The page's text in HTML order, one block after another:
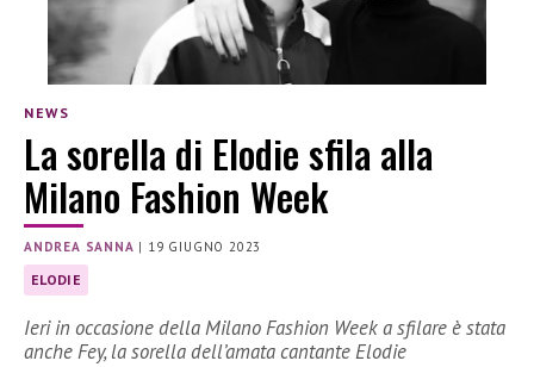
NEWS
La sorella di Elodie sfila alla
Milano Fashion Week
ANDREA SANNA | 19 GIUGNO 2023
ELODIE
Ieri in occasione della Milano Fashion Week a sfilare è stata
anche Fey, la sorella dell’amata cantante Elodie